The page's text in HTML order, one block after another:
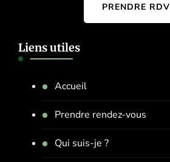
PRENDRE RDV
Liens utiles
Accueil
Prendre rendez-vous
Qui suis-je ?